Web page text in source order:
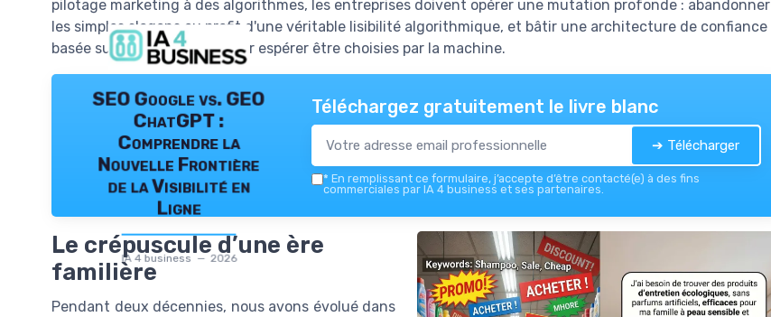
pilotage marketing à des algorithmes, les entreprises doivent opérer une mutation profonde : abandonner
les simples slogans au profit d'une véritable lisibilité algorithmique, et bâtir une architecture de confiance
basée sur des faits clairs pour espérer être choisies par la machine.
SEO Google vs. GEO
ChatGPT :
Comprendre la
Nouvelle Frontière
de la Visibilité en
Ligne
IA 4 business — 2026
Téléchargez gratuitement le livre blanc
➔ Télécharger
* En remplissant ce formulaire, j’accepte d’être contacté(e) à des fins
commerciales par IA 4 business et ses partenaires.
Le crépuscule d’une ère
familière
Pendant deux décennies, nous avons évolué dans